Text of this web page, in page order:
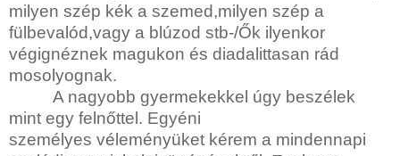
milyen szép kék a szemed,milyen szép a
fülbevalód,vagy a blúzod stb-/Ők ilyenkor
végignéznek magukon és diadalittasan rád
mosolyognak.
A nagyobb gyermekekkel úgy beszélek
mint egy felnőttel. Egyéni
személyes véleményüket kérem a mindennapi